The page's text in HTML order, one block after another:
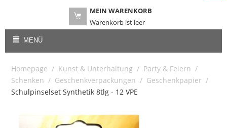
MEIN WARENKORB
Warenkorb ist leer
MENÜ
Homepage / Kunst & Unterhaltung / Party & Feiern /
Schenken / Geschenkverpackungen / Geschenkpapier /
Schulpinselset Synthetik 8tlg - 12 VPE